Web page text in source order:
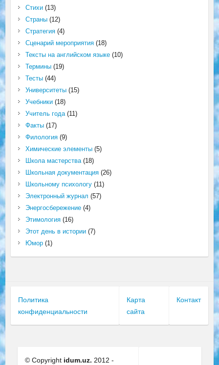
Стихи(13)
Страны(12)
Стратегия(4)
Сценарий мероприятия(18)
Тексты на английском языке(10)
Термины(19)
Тесты(44)
Университеты(15)
Учебники(18)
Учитель года(11)
Факты(17)
Филология(9)
Химические элементы(5)
Школа мастерства(18)
Школьная документация(26)
Школьному психологу(11)
Электронный журнал (57)
Энергосбережение(4)
Этимология(16)
Этот день в истории(7)
Юмор(1)
Политика
конфиденциальности
Карта
сайта
Контакт
© Copyright idum.uz. 2012 -